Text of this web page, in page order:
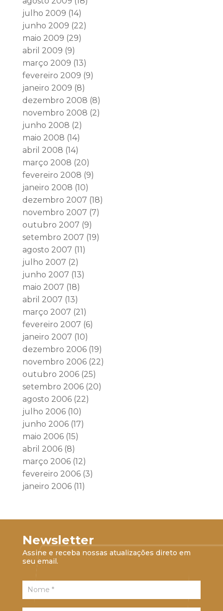
julho 2009 (14)
junho 2009 (22)
maio 2009 (29)
abril 2009 (9)
março 2009 (13)
fevereiro 2009 (9)
janeiro 2009 (8)
dezembro 2008 (8)
novembro 2008 (2)
junho 2008 (2)
maio 2008 (14)
abril 2008 (14)
março 2008 (20)
fevereiro 2008 (9)
janeiro 2008 (10)
dezembro 2007 (18)
novembro 2007 (7)
outubro 2007 (9)
setembro 2007 (19)
agosto 2007 (11)
julho 2007 (2)
junho 2007 (13)
maio 2007 (18)
abril 2007 (13)
março 2007 (21)
fevereiro 2007 (6)
janeiro 2007 (10)
dezembro 2006(19)
novembro 2006(22)
outubro 2006(25)
setembro 2006(20)
agosto 2006(22)
julho 2006(10)
junho 2006(17)
maio 2006(15)
abril 2006(8)
março 2006(12)
fevereiro 2006(3)
janeiro 2006(11)
Newsletter
Assine e receba nossas atualizações direto em
seu email.